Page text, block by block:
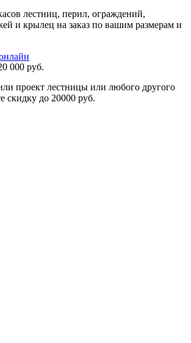
лестниц, перил, ограждений,
и крылец на заказ по вашим размерам и
000 руб.
проект лестницы или любого другого
скидку до 20000 руб.